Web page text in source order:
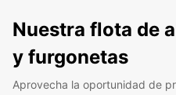
Nuestra flota de
y furgonetas
Aprovecha la oportunidad de